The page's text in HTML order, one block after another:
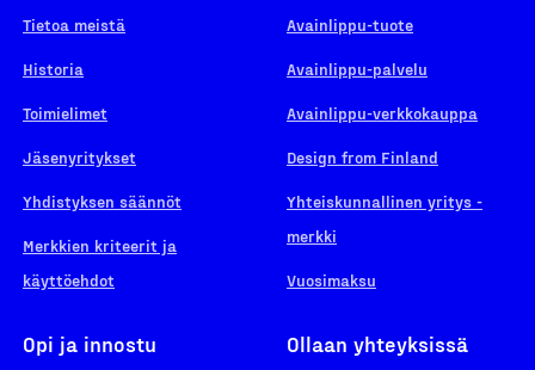
Tietoa meistä
Historia
Toimielimet
Jäsenyritykset
Yhdistyksen säännöt
Merkkien kriteerit ja
käyttöehdot
Avainlippu-tuote
Avainlippu-palvelu
Avainlippu-verkkokauppa
Design from Finland
Yhteiskunnallinen yritys -
merkki
Vuosimaksu
Opi ja innostu Ollaan yhteyksissä